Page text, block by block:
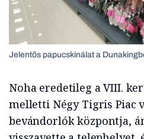
Jelentős papucskínálat a
Noha eredetileg a VIII.
melletti Négy Tigris Piac
bevándorlók központja,